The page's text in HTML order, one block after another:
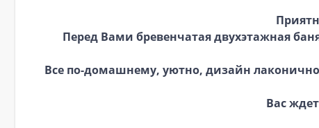
Перед Вами бревенчатая двухэтажная
Все по-домашнему, уютно, дизайн
Вас